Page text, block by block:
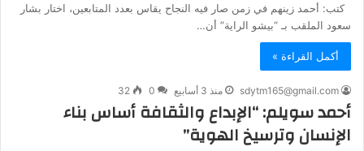
كتب: أحمد زينهم في زمن صار فيه النجاح يقاس بعدد المتابعين، اختار بشار
سعود الملقب بـ “بيشو الراية” أن…
أكمل القراءة »
sdytm165@gmail.com منذ 3 أسابيع 0
32
أحمد سويلم: “الإبداع والثقافة أساس بناء
الإنسان وترسيخ الهوية”